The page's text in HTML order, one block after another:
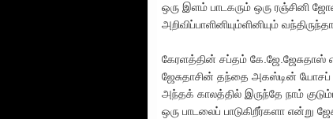
ஒரு இளம் பாடகரும் ஒரு ரஞ்சினி
அறிவிப்பாளினியும்ளினியும்
கேரளத்தின் சப்தம் கே.ஜே.ஜேசுதாஸ்
ஜேசுதாசின் தந்தை அகஸ்டின்
அந்தக் காலத்தில் இருந்தே நாம்
ஒரு பாடலைப் பாடுகிறீர்களா என்று